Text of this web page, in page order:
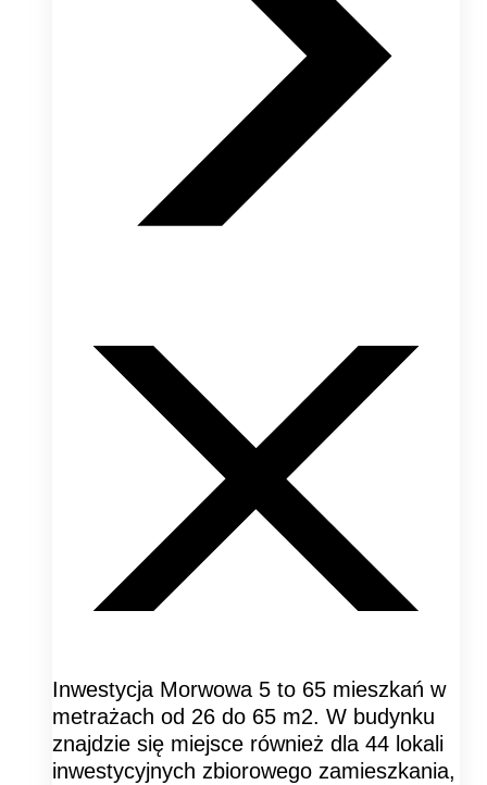
Inwestycja Morwowa 5 to 65 mieszkań w
metrażach od 26 do 65 m2. W budynku
znajdzie się miejsce również dla 44 lokali
inwestycyjnych zbiorowego zamieszkania,